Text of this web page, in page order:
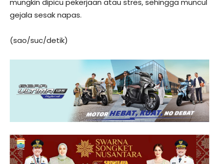
mungkin dipicu pekerjaan atau stres, sehingga muncul
gejala sesak napas.
(sao/suc/detik)